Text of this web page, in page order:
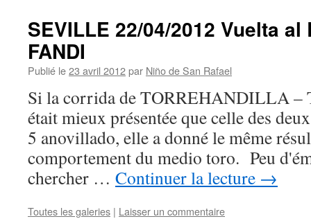
SEVILLE 22/04/2012 Vuelta
FANDI
Publié le23 avril 2012par Niño de San Rafael
Si la corrida de TORREHANDILLA –
était mieux présentée que celle des
5 anovillado, elle a donné le même
comportement du medio toro. Peu
chercher … Continuer la lecture →
Toutes les galeries | Laisser un commentaire